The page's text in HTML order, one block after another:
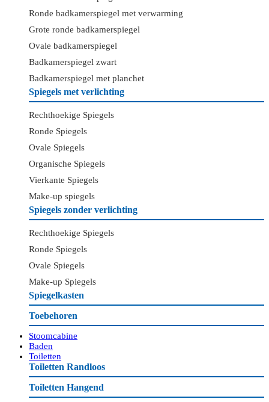
Ronde badkamerspiegel met verwarming
Grote ronde badkamerspiegel
Ovale badkamerspiegel
Badkamerspiegel zwart
Badkamerspiegel met planchet
Spiegels met verlichting
Rechthoekige Spiegels
Ronde Spiegels
Ovale Spiegels
Organische Spiegels
Vierkante Spiegels
Make-up spiegels
Spiegels zonder verlichting
Rechthoekige Spiegels
Ronde Spiegels
Ovale Spiegels
Make-up Spiegels
Spiegelkasten
Toebehoren
Stoomcabine
Baden
Toiletten
Toiletten Randloos
Toiletten Hangend